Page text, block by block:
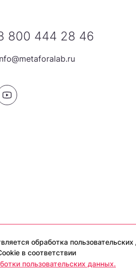
800 444 28 46
дизайна и оформления
обработка
в соответствии
пользовательских данных.